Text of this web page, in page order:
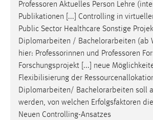
Professoren Aktuelles Person Lehre
Publikationen [...] Controlling in
Public Sector Healthcare Sonstige
Diplomarbeiten / Bachelorarbeiten (ab
hier: Professorinnen und Professoren
Forschungsprojekt [...] neue
Flexibilisierung der
Diplomarbeiten/ Bachelorarbeiten soll
werden, von welchen Erfolgsfaktoren
Neuen Controlling-Ansatzes